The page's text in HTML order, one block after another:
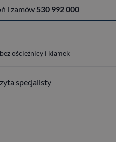
i zamów 530 992 000
ościeżnicy i klamek
specjalisty